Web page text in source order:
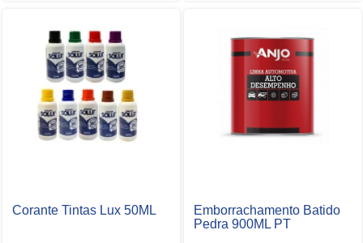
Corante Tintas Lux 50ML
Emborrachamento Batido
Pedra 900ML PT